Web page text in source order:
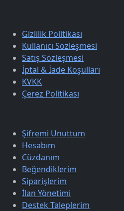
Gizlilik Politikası
Kullanıcı Sözleşmesi
Satış Sözleşmesi
İptal & İade Koşulları
KVKK
Çerez Politikası
Şifremi Unuttum
Hesabım
Cüzdanım
Beğendiklerim
Siparişlerim
İlan Yönetimi
Destek Taleplerim